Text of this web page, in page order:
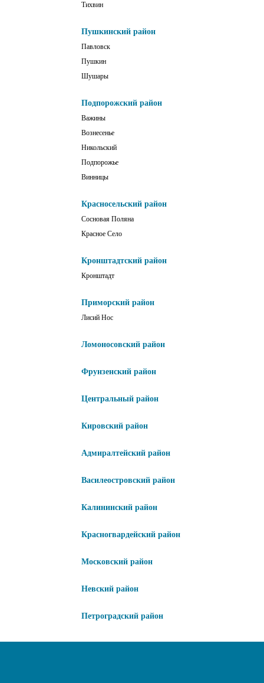
Тихвин
Пушкинский район
Павловск
Пушкин
Шушары
Подпорожский район
Важины
Вознесенье
Никольский
Подпорожье
Винницы
Красносельский район
Сосновая Поляна
Красное Село
Кронштадтский район
Кронштадт
Приморский район
Лисий Нос
Ломоносовский район
Фрунзенский район
Центральный район
Кировский район
Адмиралтейский район
Василеостровский район
Калининский район
Красногвардейский район
Московский район
Невский район
Петроградский район